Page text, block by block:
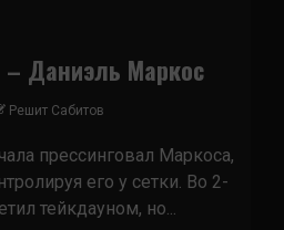
Даниэль Маркос
Решит Сабитов
прессинговал Маркоса,
его у сетки. Во 2-
тейкдауном, но...